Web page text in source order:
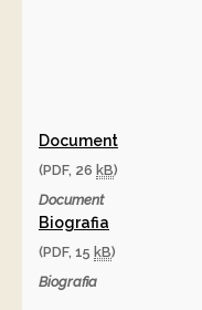
Document
(PDF, 26 kB)
Document
Biografia
(PDF, 15 kB)
Biografia